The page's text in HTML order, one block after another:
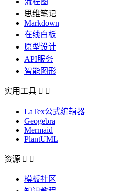
思维笔记
Markdown
在线白板
原型设计
API服务
智能图形
实用工具  
LaTex公式编辑器
Geogebra
Mermaid
PlantUML
资源  
模板社区